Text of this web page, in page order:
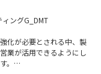
ングG_DMT
化が必要とされる中、製
業が活用できるようにし
。